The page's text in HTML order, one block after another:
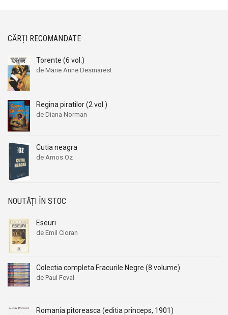
CĂRȚI RECOMANDATE
Torente (6 vol.)
de Marie Anne Desmarest
Regina piratilor (2 vol.)
de Diana Norman
Cutia neagra
de Amos Oz
NOUTĂȚI ÎN STOC
Eseuri
de Emil Cioran
Colectia completa Fracurile Negre (8 volume)
de Paul Feval
Romania pitoreasca (editia princeps, 1901)